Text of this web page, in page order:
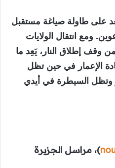
على طاولة صياغة مستقبل
ومع انتقال الولايات
من وقف إطلاق النار، يَعِد ما
الإعمار في حين تظل
السيطرة في أيدي
)، مراسل الجزيرة